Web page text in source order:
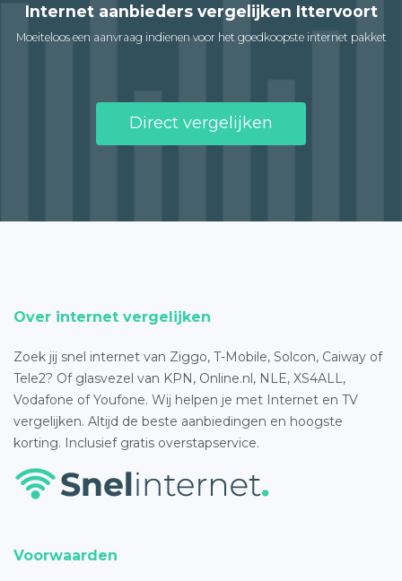
Internet aanbieders vergelijken Ittervoort
Moeiteloos een aanvraag indienen voor het goedkoopste internet pakket
Direct vergelijken
Over internet vergelijken
Zoek jij snel internet van Ziggo, T-Mobile, Solcon, Caiway of
Tele2? Of glasvezel van KPN, Online.nl, NLE, XS4ALL,
Vodafone of Youfone. Wij helpen je met Internet en TV
vergelijken. Altijd de beste aanbiedingen en hoogste
korting. Inclusief gratis overstapservice.
Voorwaarden